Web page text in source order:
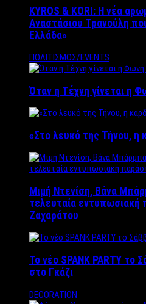
KYROS & KORI: Η νέα
Αναστάσιου Τρανούλη
Ελλάδα»
ΠΟΛΙΤΙΣΜΟΣ/EVENTS
Όταν η Τέχνη γίνεται η
«Στο λευκό της Τήνου, η
Μιμή Ντενίση, Βάνα
τελευταία εντυπωσιακή
Ζαχαράτου
Το νέο SPANK PARTY το
στο Γκάζι
DECORATION